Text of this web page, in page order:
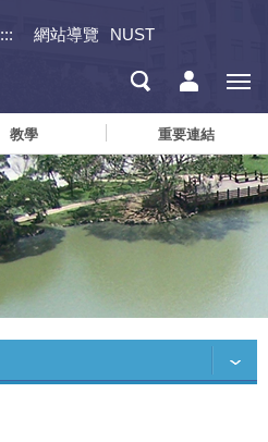
::: 網站導覽 NUST
教學 重要連結